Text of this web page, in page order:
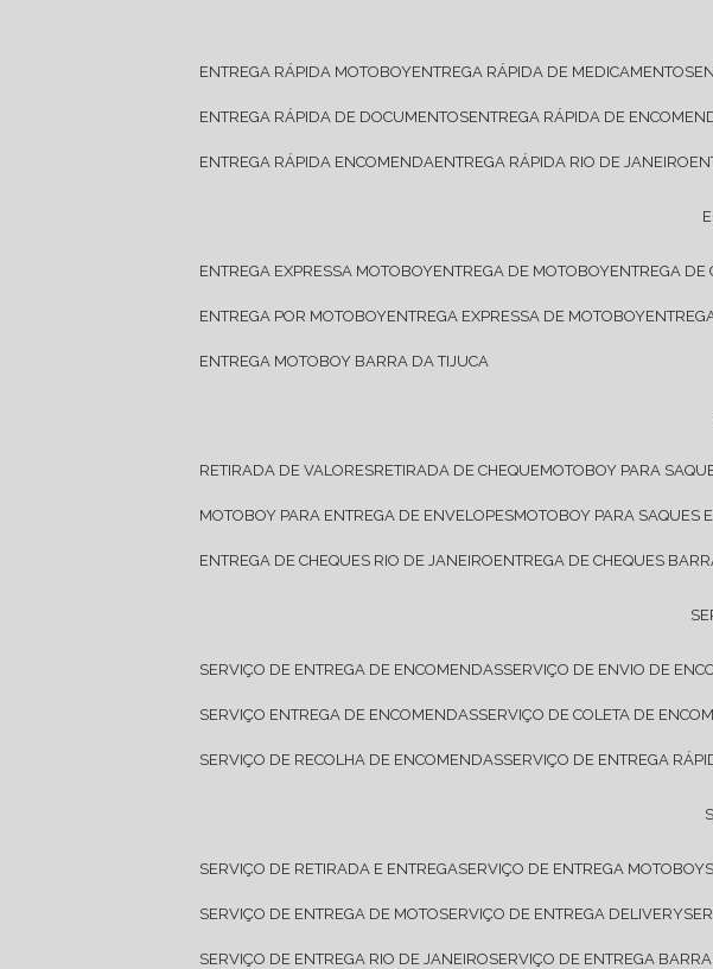
ENTREGA RÁPIDA MOTOBOY ENTREGA RÁPIDA DE MEDICAMENTOS
ENTREGA RÁPIDA DE DOCUMENTOS ENTREGA RÁPIDA DE
ENTREGA RÁPIDA ENCOMENDA ENTREGA RÁPIDA RIO DE JANEIRO
ENTREGA EXPRESSA MOTOBOY ENTREGA DE MOTOBOY ENTREGA
ENTREGA POR MOTOBOY ENTREGA EXPRESSA DE MOTOBOY
ENTREGA MOTOBOY BARRA DA TIJUCA
RETIRADA DE VALORES RETIRADA DE CHEQUE MOTOBOY PARA
MOTOBOY PARA ENTREGA DE ENVELOPES MOTOBOY PARA SAQUES
ENTREGA DE CHEQUES RIO DE JANEIRO ENTREGA DE CHEQUES
SERVIÇO DE ENTREGA DE ENCOMENDAS SERVIÇO DE ENVIO DE
SERVIÇO ENTREGA DE ENCOMENDAS SERVIÇO DE COLETA DE
SERVIÇO DE RECOLHA DE ENCOMENDAS SERVIÇO DE ENTREGA
SERVIÇO DE RETIRADA E ENTREGA SERVIÇO DE ENTREGA MOTOBOY
SERVIÇO DE ENTREGA DE MOTO SERVIÇO DE ENTREGA DELIVERY
SERVIÇO DE ENTREGA RIO DE JANEIRO SERVIÇO DE ENTREGA